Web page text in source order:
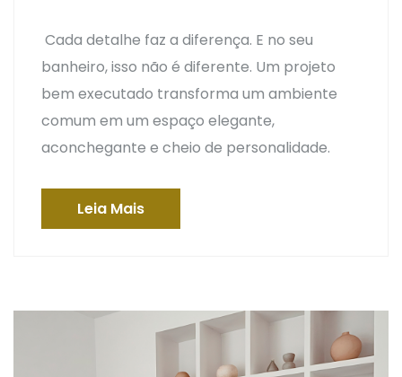
Cada detalhe faz a diferença. E no seu
banheiro, isso não é diferente. Um projeto
bem executado transforma um ambiente
comum em um espaço elegante,
aconchegante e cheio de personalidade.
Leia Mais